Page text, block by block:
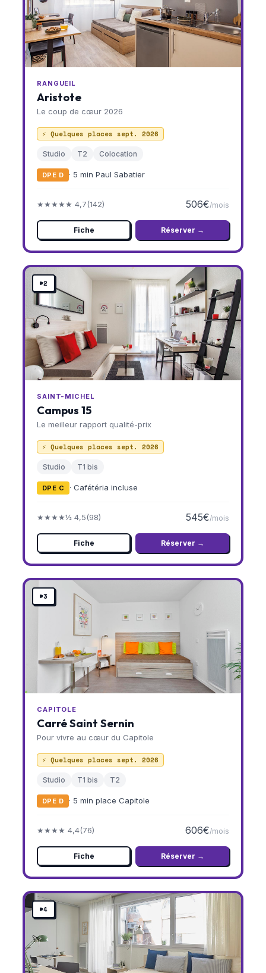
RANGUEIL
Aristote
Le coup de cœur 2026
⚡ Quelques places sept. 2026
Studio T2 Colocation
DPE D · 5 min Paul Sabatier
★★★★★ 4,7(142) 506€/mois
Fiche Réserver →
#2
SAINT-MICHEL
Campus 15
Le meilleur rapport qualité-prix
⚡ Quelques places sept. 2026
Studio T1 bis
DPE C · Cafétéria incluse
★★★★½ 4,5(98) 545€/mois
Fiche Réserver →
#3
CAPITOLE
Carré Saint Sernin
Pour vivre au cœur du Capitole
⚡ Quelques places sept. 2026
Studio T1 bis T2
DPE D · 5 min place Capitole
★★★★ 4,4(76) 606€/mois
Fiche Réserver →
#4